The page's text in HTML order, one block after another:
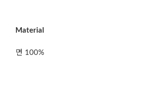
Material
면 100%